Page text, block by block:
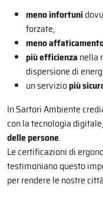
meno infortuni
forzate,
meno
più efficienzanella
dispersione di
un serviziopiù
In Sartori Ambiente
con la tecnologia
delle persone.
Le certificazioni di
testimoniano questo
per rendere le nostre